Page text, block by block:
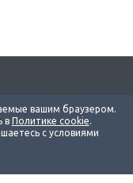
вашим браузером.
в Политике cookie.
с условиями